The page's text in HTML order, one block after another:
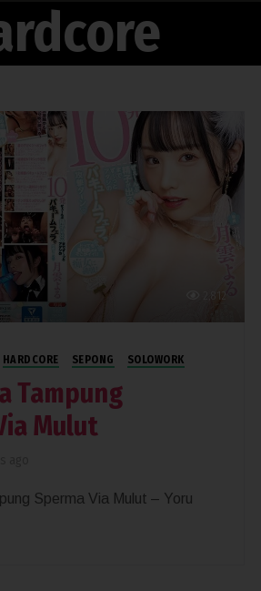
2,812
HARDCORE SEPONG SOLOWORK
Tampung
Mulut
Sperma Via Mulut – Yoru